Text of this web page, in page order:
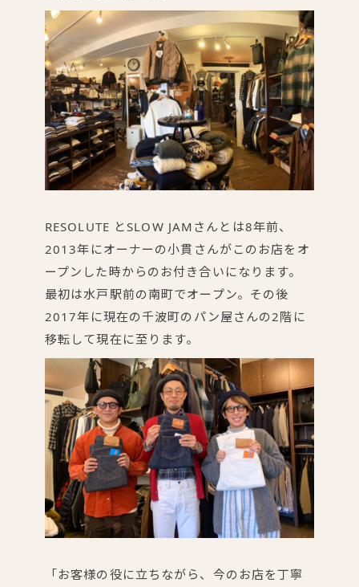
RESOLUTE とSLOW JAMさんとは8年前、
2013年にオーナーの小貫さんがこのお店をオ
ープンした時からのお付き合いになります。
最初は水戸駅前の南町でオープン。その後
2017年に現在の千波町のパン屋さんの2階に
移転して現在に至ります。
「お客様の役に立ちながら、今のお店を丁寧